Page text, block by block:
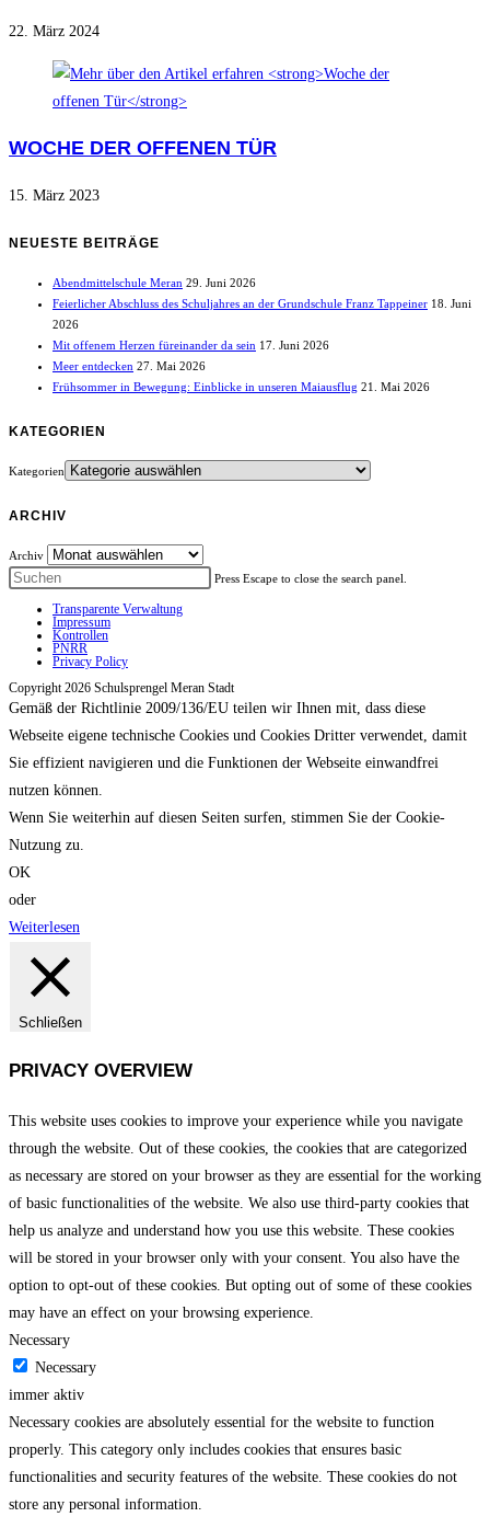
22. März 2024
WOCHE DER OFFENEN TÜR
15. März 2023
NEUESTE BEITRÄGE
Abendmittelschule Meran 29. Juni 2026
Feierlicher Abschluss des Schuljahres an der Grundschule Franz Tappeiner 18. Juni
2026
Mit offenem Herzen füreinander da sein 17. Juni 2026
Meer entdecken 27. Mai 2026
Frühsommer in Bewegung: Einblicke in unseren Maiausflug 21. Mai 2026
KATEGORIEN
Kategorien
ARCHIV
Archiv
Press Escape to close the search panel.
Transparente Verwaltung
Impressum
Kontrollen
PNRR
Privacy Policy
Copyright 2026 Schulsprengel Meran Stadt
Gemäß der Richtlinie 2009/136/EU teilen wir Ihnen mit, dass diese
Webseite eigene technische Cookies und Cookies Dritter verwendet, damit
Sie effizient navigieren und die Funktionen der Webseite einwandfrei
nutzen können.
Wenn Sie weiterhin auf diesen Seiten surfen, stimmen Sie der Cookie-
Nutzung zu.
OK
oder
Weiterlesen
Schließen
PRIVACY OVERVIEW
This website uses cookies to improve your experience while you navigate
through the website. Out of these cookies, the cookies that are categorized
as necessary are stored on your browser as they are essential for the working
of basic functionalities of the website. We also use third-party cookies that
help us analyze and understand how you use this website. These cookies
will be stored in your browser only with your consent. You also have the
option to opt-out of these cookies. But opting out of some of these cookies
may have an effect on your browsing experience.
Necessary
Necessary
immer aktiv
Necessary cookies are absolutely essential for the website to function
properly. This category only includes cookies that ensures basic
functionalities and security features of the website. These cookies do not
store any personal information.